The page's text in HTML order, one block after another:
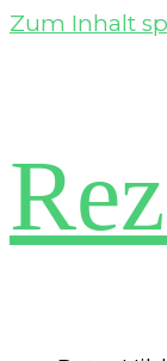
Zum Inhalt